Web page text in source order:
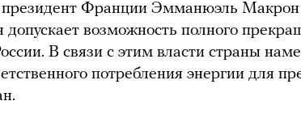
президент Франции Эмманюэль Макрон
возможность полного
В связи с этим власти страны
потребления энергии для